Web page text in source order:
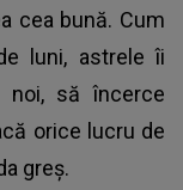
cea bună. Cum
luni, astrele îi
noi, să încerce
orice lucru de
greș.